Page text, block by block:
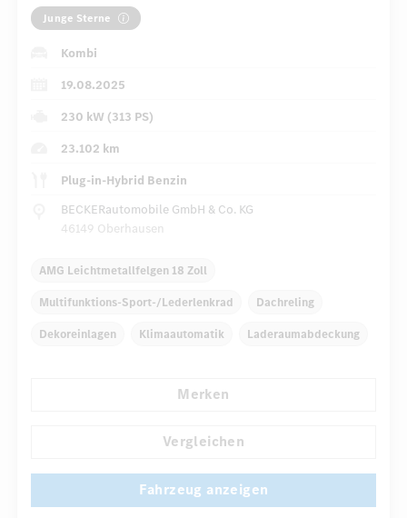
Junge Sterne
Kombi
19.08.2025
230 kW (313 PS)
23.102 km
Plug-in-Hybrid Benzin
BECKERautomobile GmbH & Co. KG
46149 Oberhausen
AMG Leichtmetallfelgen 18 Zoll
Multifunktions-Sport-/Lederlenkrad Dachreling
Dekoreinlagen Klimaautomatik Laderaumabdeckung
Regensensor
Merken
Vergleichen
Fahrzeug anzeigen